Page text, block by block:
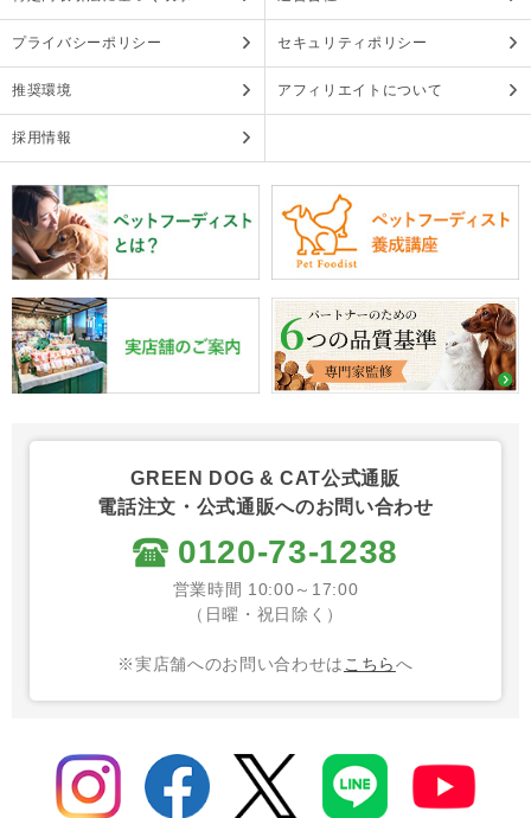
プライバシーポリシー セキュリティポリシー
推奨環境 アフィリエイトについて
採用情報
GREEN DOG & CAT公式通販
電話注文・公式通販へのお問い合わせ
0120-73-1238
営業時間 10:00～17:00
（日曜・祝日除く）
※実店舗へのお問い合わせは こちらへ